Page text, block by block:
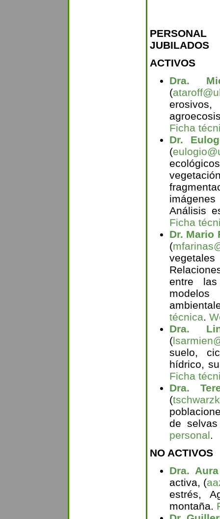
PERSONAL
JUBILADOS
ACTIVOS
Dra.
(
Ficha
Dr.
(
Análisis
Ficha
Dr. Mario
(
entre
modelos
técnica.
Dra.
(
suelo,
hídrico,
Ficha
Dra.
(
de
personal.
NO ACTIVOS
Dra.
activa, (
estrés,
montaña.